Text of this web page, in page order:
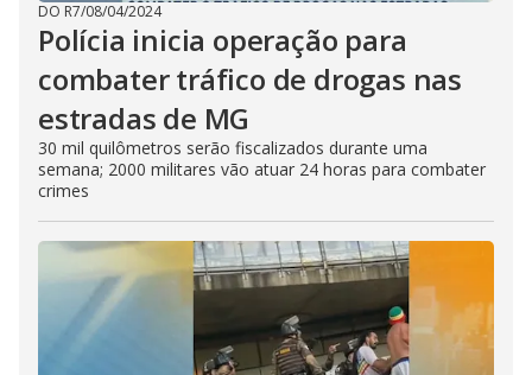
DO R7/08/04/2024
Polícia inicia operação para
combater tráfico de drogas nas
estradas de MG
30 mil quilômetros serão fiscalizados durante uma
semana; 2000 militares vão atuar 24 horas para combater
crimes